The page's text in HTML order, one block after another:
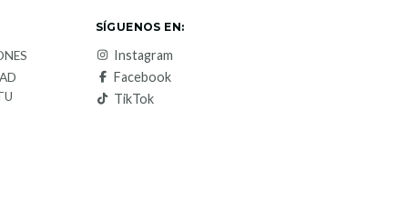
SÍGUENOS EN:
Instagram
Facebook
TikTok